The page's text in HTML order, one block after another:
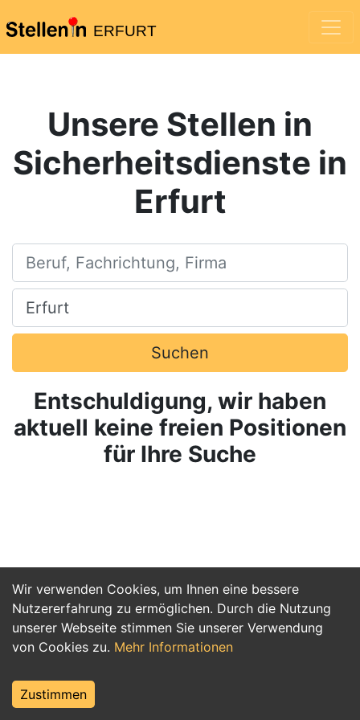
ERFURT
Wir verwenden Cookies, um Ihnen eine bessere
Nutzererfahrung zu ermöglichen. Durch die Nutzung
unserer Webseite stimmen Sie unserer Verwendung
von Cookies zu. Mehr Informationen
Zustimmen
Unsere Stellen in
Sicherheitsdienste in
Erfurt
Beruf, Fachrichtung, Firma
Ort, Stadt
Suchen
Entschuldigung, wir haben
aktuell keine freien Positionen
für Ihre Suche